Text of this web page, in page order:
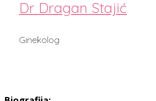
Dr Dragan Stajić
Ginekolog